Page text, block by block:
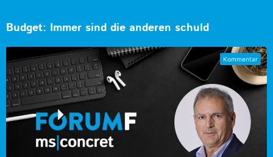
Budget: Immer sind die anderen schuld